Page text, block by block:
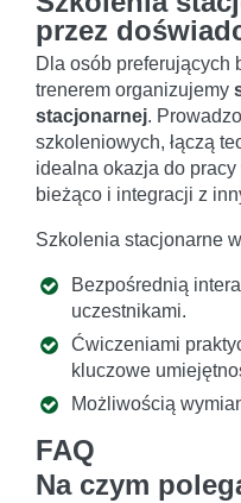
przez
Dla osób preferujących
trenerem organizujemy
stacjonarnej.
szkoleniowych, łączą
idealna okazja do
bieżąco i integracji z
Szkolenia stacjonarne
Bezpośrednią
uczestnikami.
Ćwiczeniami
kluczowe
Możliwością
FAQ
Na czym